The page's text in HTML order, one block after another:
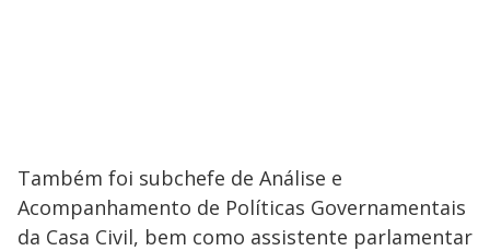
o
Também foi subchefe de Análise e
Acompanhamento de Políticas Governamentais
da Casa Civil, bem como assistente parlamentar